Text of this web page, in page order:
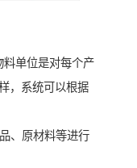
料单位是对每个产
，系统可以根据
、原材料等进行